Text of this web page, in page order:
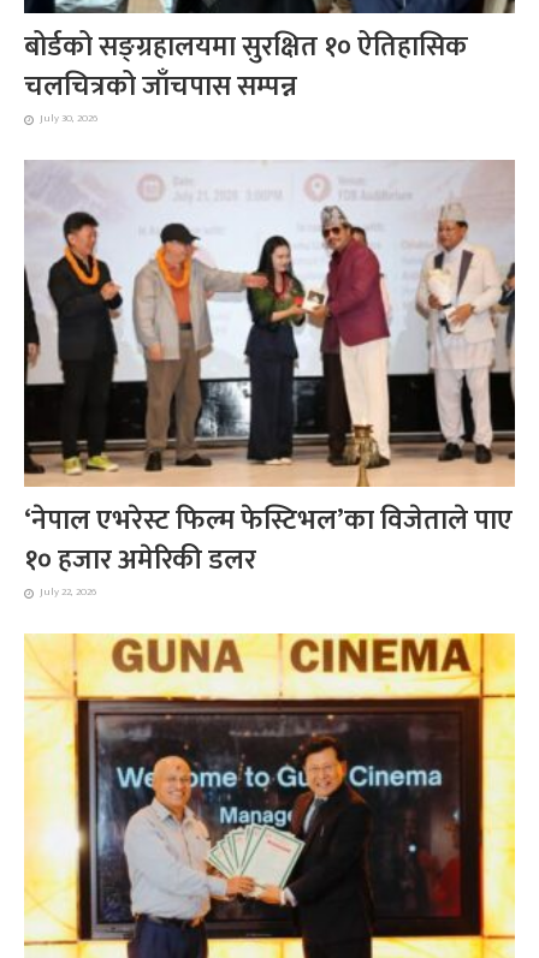
बोर्डको सङ्ग्रहालयमा सुरक्षित १० ऐतिहासिक
चलचित्रको जाँचपास सम्पन्न
July 30, 2026
‘नेपाल एभरेस्ट फिल्म फेस्टिभल’का विजेताले पाए
१० हजार अमेरिकी डलर
July 22, 2026